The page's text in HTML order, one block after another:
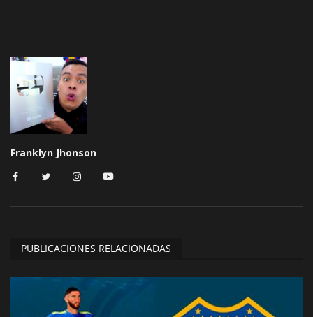
Franklyn Jhonson
PUBLICACIONES RELACIONADAS